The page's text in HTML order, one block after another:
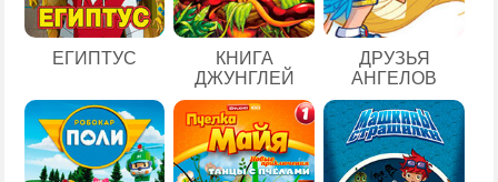
ЕГИПТУС
КНИГА
ДЖУНГЛЕЙ
ДРУЗЬЯ
АНГЕЛОВ